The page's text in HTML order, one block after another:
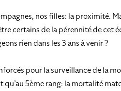
nos filles: la proximité.
certains de la pérennité de cet
rien dans les 3 ans à venir ?
pour la surveillance de la
qu’au 5ème rang: la mortalité